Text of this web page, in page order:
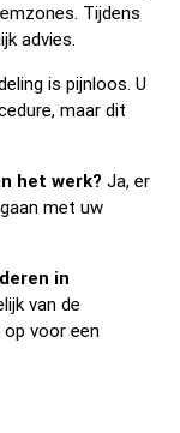
Tijdens
advies.
is pijnloos. U
maar dit
het werk? Ja, er
met uw
in
van de
voor een